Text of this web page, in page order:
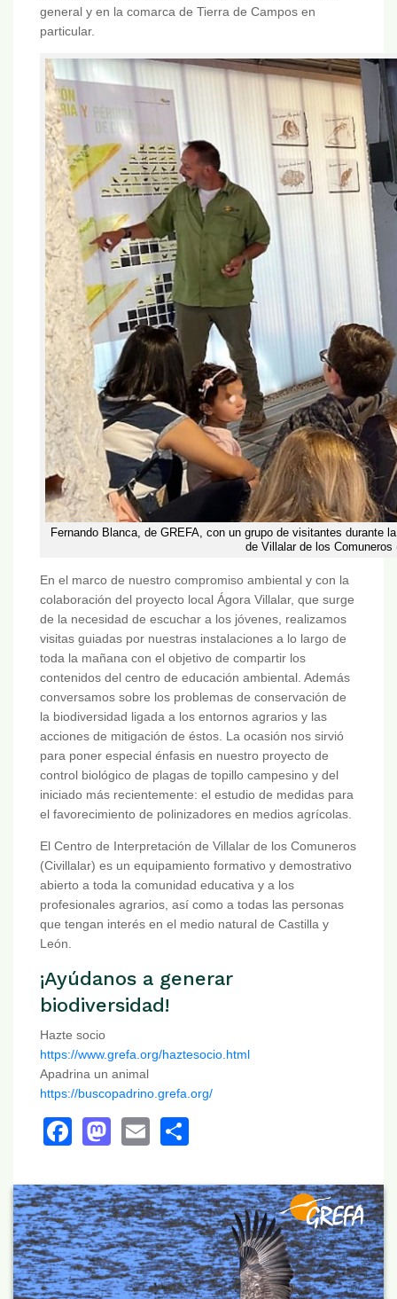
general y en la comarca de Tierra de Campos en
particular.
Fernando Blanca, de GREFA, con un grupo de visitantes durante
de Villalar de los Comuneros
En el marco de nuestro compromiso ambiental y con la
colaboración del proyecto local Ágora Villalar, que surge
de la necesidad de escuchar a los jóvenes, realizamos
visitas guiadas por nuestras instalaciones a lo largo de
toda la mañana con el objetivo de compartir los
contenidos del centro de educación ambiental. Además
conversamos sobre los problemas de conservación de
la biodiversidad ligada a los entornos agrarios y las
acciones de mitigación de éstos. La ocasión nos sirvió
para poner especial énfasis en nuestro proyecto de
control biológico de plagas de topillo campesino y del
iniciado más recientemente: el estudio de medidas para
el favorecimiento de polinizadores en medios agrícolas.
El Centro de Interpretación de Villalar de los Comuneros
(Civillalar) es un equipamiento formativo y demostrativo
abierto a toda la comunidad educativa y a los
profesionales agrarios, así como a todas las personas
que tengan interés en el medio natural de Castilla y
León.
¡Ayúdanos a generar
biodiversidad!
Hazte socio
https://www.grefa.org/haztesocio.html
Apadrina un animal
https://buscopadrino.grefa.org/
Facebook
Mastodon
Email